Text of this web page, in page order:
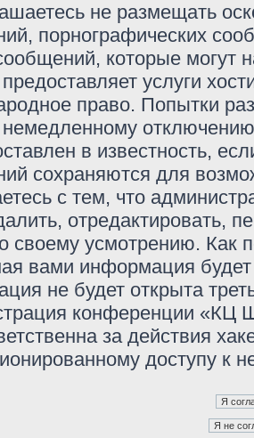
не размещать
порнографических
которые могут
предоставляет услуги
право. Попытки
в известность,
сохраняются для
с тем, что
отредактировать,
своему усмотрению. Как
вами информация
не будет открыта
конференции «КЦ
за действия
доступу к